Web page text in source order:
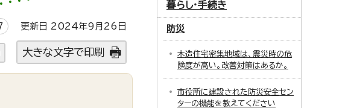
更新日 2024年9月26日
大きな文字で印刷
暮らし・手続き
防災
木造住宅密集地域は、震災時の危
険度が高い。改善対策はあるか。
市役所に建設された防災安全セン
ターの機能を教えてください